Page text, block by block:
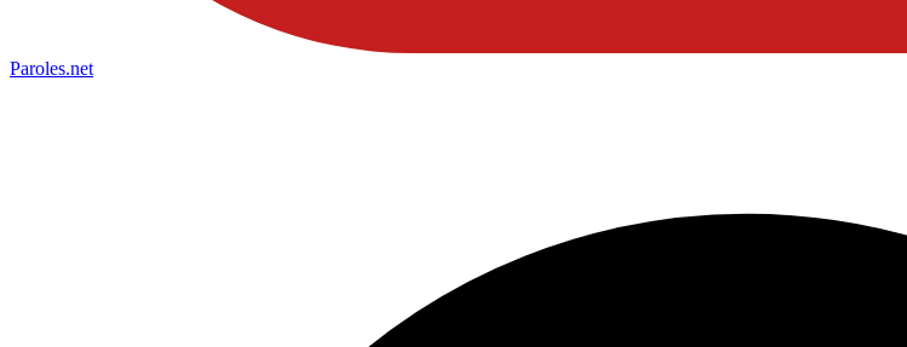
Paroles.net